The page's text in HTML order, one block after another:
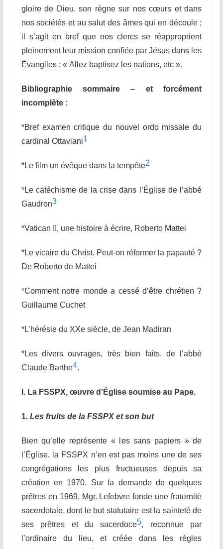
gloire de Dieu, son règne sur nos cœurs et dans
nos sociétés et au salut des âmes qui en découle ;
il s’agit en bref que nos clercs se réapproprient
pleinement leur mission confiée par Jésus dans les
Évangiles : « Allez baptisez les nations, etc ».
Bibliographie sommaire – et forcément
incomplète :
*Bref examen critique du nouvel ordo missale du
cardinal Ottaviani1
*Le film un évêque dans la tempête2
*Le catéchisme de la crise dans l’Église de l’abbé
Gaudron3
*Vatican II, une histoire à écrire, Roberto Mattei
*Le vicaire du Christ. Peut-on réformer la papauté ?
De Roberto de Mattei
*Comment notre monde a cessé d’être chrétien ?
Guillaume Cuchet
*L’hérésie du XXe siècle, de Jean Madiran
*Les divers ouvrages, très bien faits, de l’abbé
Claude Barthe4.
I. La FSSPX, œuvre d’Église soumise au Pape.
1. Les fruits de la FSSPX et son but
Bien qu’elle représente « l es sans papiers » de
l’Église, la FSSPX n’en est pas moins une de ses
congrégations les plus fructueuses depuis sa
création en 1970. Sur la demande de quelques
prêtres en 1969, Mgr. Lefebvre fonde une fraternité
sacerdotale, dont le but statutaire est la sainteté de
ses prêtres et du sacerdoce5, reconnue par
l’ordinaire du lieu, et créée dans les règles